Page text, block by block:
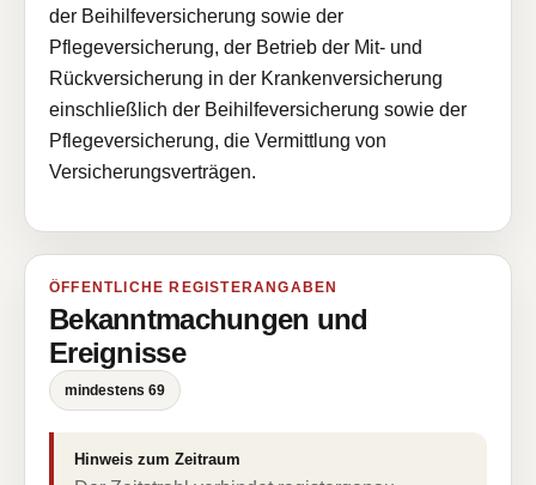
der Beihilfeversicherung sowie der
Pflegeversicherung, der Betrieb der Mit- und
Rückversicherung in der Krankenversicherung
einschließlich der Beihilfeversicherung sowie der
Pflegeversicherung, die Vermittlung von
Versicherungsverträgen.
ÖFFENTLICHE REGISTERANGABEN
Bekanntmachungen und
Ereignisse
mindestens 69
Hinweis zum Zeitraum